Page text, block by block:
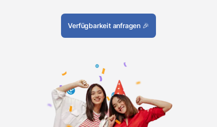
Verfügbarkeit anfragen 🎉